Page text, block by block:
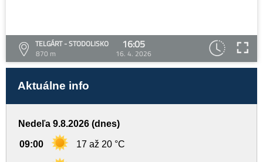
TELGÁRT - STODOLISKO
870 m
16:05
16. 4. 2026
Aktuálne info
Nedeľa 9.8.2026 (dnes)
09:00 17 až 20 °C